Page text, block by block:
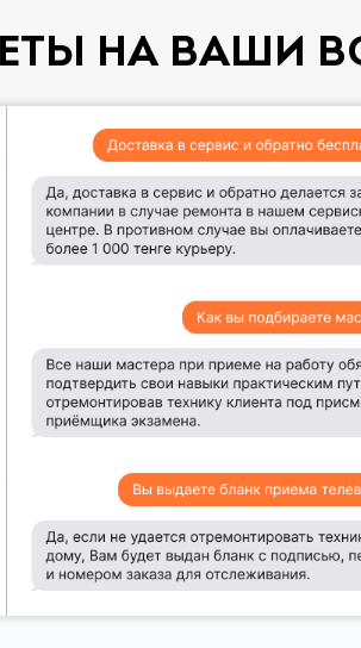
НА ВАШИ